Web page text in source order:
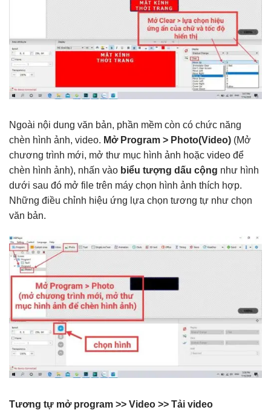
Ngoài nội dung văn bản, phần mềm còn có chức năng
chèn hình ảnh, video. Mở Program > Photo(Video) (Mở
chương trình mới, mở thư mục hình ảnh hoặc video để
chèn hình ảnh), nhấn vào biểu tượng dấu cộng như hình
dưới sau đó mở file trên máy chọn hình ảnh thích hợp.
Những điều chỉnh hiệu ứng lựa chọn tương tự như chọn
văn bản.
Tương tự mở program >> Video >> Tải video